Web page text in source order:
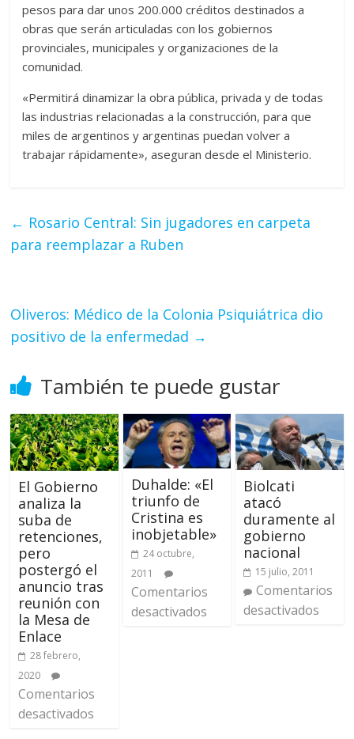
pesos para dar unos 200.000 créditos destinados a
obras que serán articuladas con los gobiernos
provinciales, municipales y organizaciones de la
comunidad.
«Permitirá dinamizar la obra pública, privada y de todas
las industrias relacionadas a la construcción, para que
miles de argentinos y argentinas puedan volver a
trabajar rápidamente», aseguran desde el Ministerio.
← Rosario Central: Sin jugadores en carpeta
para reemplazar a Ruben
Oliveros: Médico de la Colonia Psiquiátrica dio
positivo de la enfermedad →
También te puede gustar
El Gobierno
analiza la
suba de
retenciones,
pero
postergó el
anuncio tras
reunión con
la Mesa de
Enlace
28 febrero,
2020
Comentarios
desactivados
Duhalde: «El
triunfo de
Cristina es
inobjetable»
24 octubre,
2011
Comentarios
desactivados
Biolcati
atacó
duramente al
gobierno
nacional
15 julio, 2011
Comentarios
desactivados